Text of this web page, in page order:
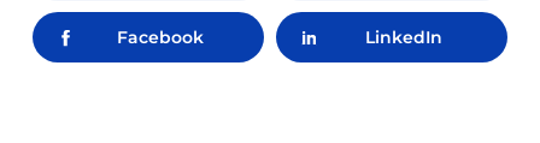
Facebook LinkedIn